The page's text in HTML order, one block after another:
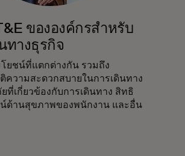
ขององค์กรสำหรับ
ทางธุรกิจ
ยชน์ที่แตกต่างกัน รวมถึง
วามสะดวกสบายในการเดินทาง
ที่เกี่ยวข้องกับการเดินทาง สิทธิ
ด้านสุขภาพของพนักงาน และอื่น